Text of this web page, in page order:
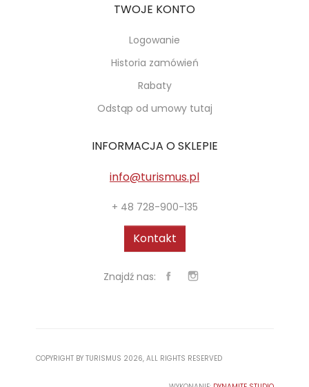
TWOJE KONTO
Logowanie
Historia zamówień
Rabaty
Odstąp od umowy tutaj
INFORMACJA O SKLEPIE
info@turismus.pl
+ 48 728-900-135
Kontakt
Znajdź nas:
COPYRIGHT BY TURISMUS 2026, ALL RIGHTS RESERVED